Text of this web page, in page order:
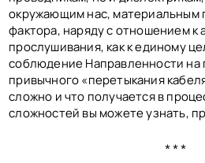
окружающим нас, материальным
фактора, наряду с отношением к
прослушивания, как к единому
соблюдение Направленности на
привычного «перетыкания
сложно и что получается в
сложностей вы можете узнать,
***